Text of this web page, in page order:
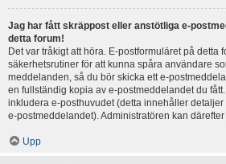
Jag har fått skräppost eller anstötliga e-
detta forum!
Det var tråkigt att höra. E-postformuläret på detta
säkerhetsrutiner för att kunna spåra användare
meddelanden, så du bör skicka ett e-
en fullständig kopia av e-postmeddelandet du
inkludera e-posthuvudet (detta innehåller
e-postmeddelandet). Administratören kan
Upp